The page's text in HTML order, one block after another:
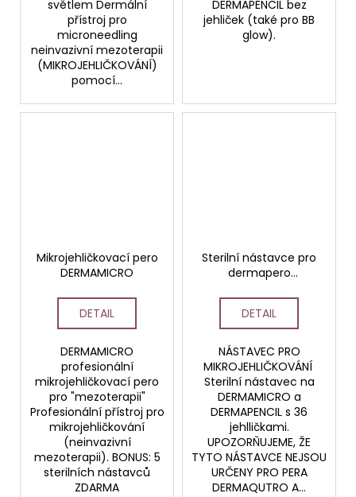
světlem Dermální
přístroj pro
microneedling
neinvazivní mezoterapii
(MIKROJEHLIČKOVÁNÍ)
pomocí...
DERMAPENCIL bez
jehliček (také pro BB
glow).
Mikrojehličkovací pero
DERMAMICRO
DETAIL
DERMAMICRO
profesionální
mikrojehličkovací pero
pro "mezoterapii"
Profesionální přístroj pro
mikrojehličkování
(neinvazivní
mezoterapii). BONUS: 5
sterilních nástavců
ZDARMA
Sterilní nástavce pro
dermapero
DERMAPENCIL 36
jehlliček
DETAIL
NÁSTAVEC PRO
MIKROJEHLIČKOVÁNÍ
Sterilní nástavec na
DERMAMICRO a
DERMAPENCIL s 36
jehlličkami.
UPOZORŇUJEME, ŽE
TYTO NÁSTAVCE NEJSOU
URČENY PRO PERA
DERMAQUTRO A...